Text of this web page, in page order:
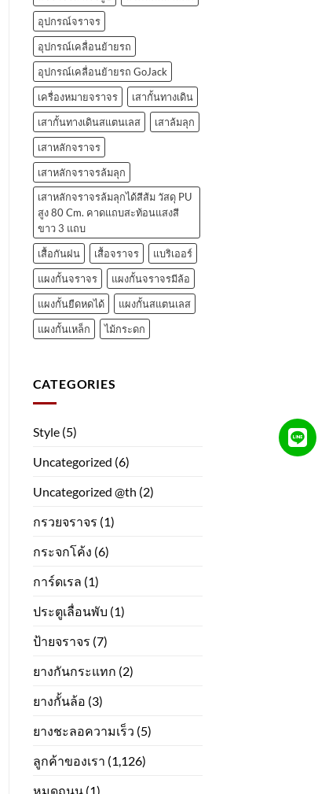
อุปกรณ์จราจร
อุปกรณ์เคลื่อนย้ายรถ
อุปกรณ์เคลื่อนย้ายรถ GoJack
เครื่องหมายจราจร
เสากั้นทางเดิน
เสากั้นทางเดินสแตนเลส
เสาล้มลุก
เสาหลักจราจร
เสาหลักจราจรล้มลุก
เสาหลักจราจรล้มลุกได้สีส้ม วัสดุ PU
สูง 80 Cm. คาดแถบสะท้อนแสงสี
ขาว 3 แถบ
เสื้อกันฝน
เสื้อจราจร
แบริเออร์
แผงกั้นจราจร
แผงกั้นจราจรมีล้อ
แผงกั้นยืดหดได้
แผงกั้นสแตนเลส
แผงกั้นเหล็ก
ไม้กระดก
CATEGORIES
Style(5)
Uncategorized (6)
Uncategorized @th (2)
กรวยจราจร (1)
กระจกโค้ง (6)
การ์ดเรล (1)
ประตูเลื่อนพับ (1)
ป้ายจราจร (7)
ยางกันกระแทก (2)
ยางกั้นล้อ (3)
ยางชะลอความเร็ว (5)
ลูกค้าของเรา (1,126)
หมุดถนน(1)